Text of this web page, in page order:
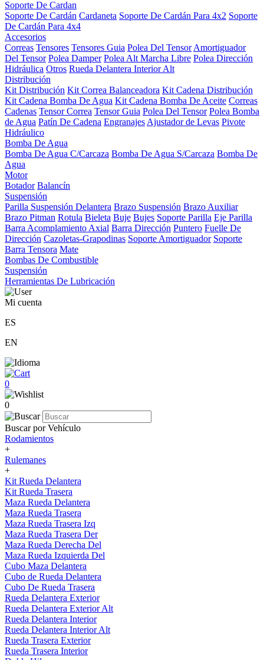
Soporte De Cardan
Soporte De Cardán Cardaneta Soporte De Cardán Para 4x2 Soporte
De Cardán Para 4x4
Accesorios
Correas Tensores Tensores Guia Polea Del Tensor Amortiguador
Del Tensor Polea Damper Polea Alt Marcha Libre Polea Dirección
Hidráulica Otros Rueda Delantera Interior Alt
Distribución
Kit Distribución Kit Correa Balanceadora Kit Cadena Distribución
Kit Cadena Bomba De Agua Kit Cadena Bomba De Aceite Correas
Cadenas Tensor Correa Tensor Guia Polea Del Tensor Polea Bomba
de Agua Patín De Cadena Engranajes Ajustador de Levas Pivote
Hidráulico
Bomba De Agua
Bomba De Agua C/Carcaza Bomba De Agua S/Carcaza Bomba De
Agua
Motor
Botador Balancín
Suspensión
Parilla Suspensión Delantera Brazo Suspensión Brazo Auxiliar
Brazo Pitman Rotula Bieleta Buje Bujes Soporte Parilla Eje Parilla
Barra Acomplamiento Axial Barra Dirección Puntero Fuelle De
Dirección Cazoletas-Grapodinas Soporte Amortiguador Soporte
Barra Tensora Mate
Bombas De Combustible
Suspensión
Herramientas De Lubricación
Mi cuenta
ES
EN
0
0
Buscar por Vehículo
Rodamientos
+
Rulemanes
+
Kit Rueda Delantera
Kit Rueda Trasera
Maza Rueda Delantera
Maza Rueda Trasera
Maza Rueda Trasera Izq
Maza Rueda Trasera Der
Maza Rueda Derecha Del
Maza Rueda Izquierda Del
Cubo Maza Delantera
Cubo de Rueda Delantera
Cubo De Rueda Trasera
Rueda Delantera Exterior
Rueda Delantera Exterior Alt
Rueda Delantera Interior
Rueda Delantera Interior Alt
Rueda Trasera Exterior
Rueda Trasera Interior